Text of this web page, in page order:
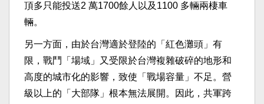
頂多只能投送2 萬1700餘人以及1100 多輛兩棲車
輛。
另一方面，由於台灣適於登陸的「紅色灘頭」有
限，戰鬥「場域」又受限於台灣複雜破碎的地形和
高度的城市化的影響，致使「戰場容量」不足。營
級以上的「大部隊」根本無法展開。因此，共軍跨